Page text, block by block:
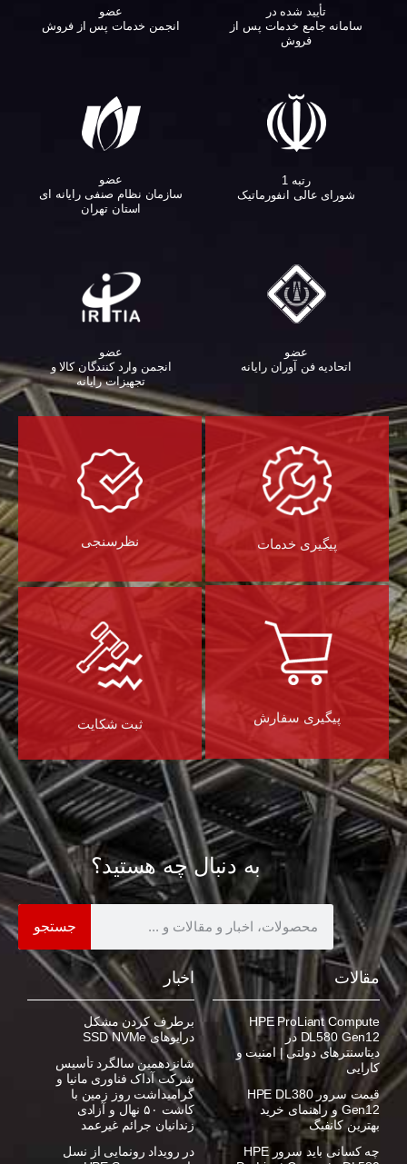
تأیید شده در
سامانه جامع خدمات پس از
فروش
عضو
انجمن خدمات پس از فروش
رتبه 1
شورای عالی انفورماتیک
عضو
سازمان نظام صنفی رایانه ای
استان تهران
عضو
اتحادیه فن آوران رایانه
عضو
انجمن وارد کنندگان کالا و
تجهیزات رایانه‌
پیگیری خدمات نظرسنجی
پیگیری سفارش ثبت شکایت
به دنبال چه هستید؟
جستجو
مقالات
HPE ProLiant Compute
DL580 Gen12 در
دیتاسنترهای دولتی | امنیت و
کارایی
قیمت سرور HPE DL380
Gen12 و راهنمای خرید
بهترین کانفیگ
چه کسانی باید سرور HPE
اخبار
برطرف کردن مشکل
درایوهای SSD NVMe
شانزدهمین سالگرد تأسیس
شرکت آداک فناوری مانیا و
گرامیداشت روز زمین با
کاشت ۵۰ نهال و آزادی
زندانیان جرائم غیرعمد
در رویداد رونمایی از نسل